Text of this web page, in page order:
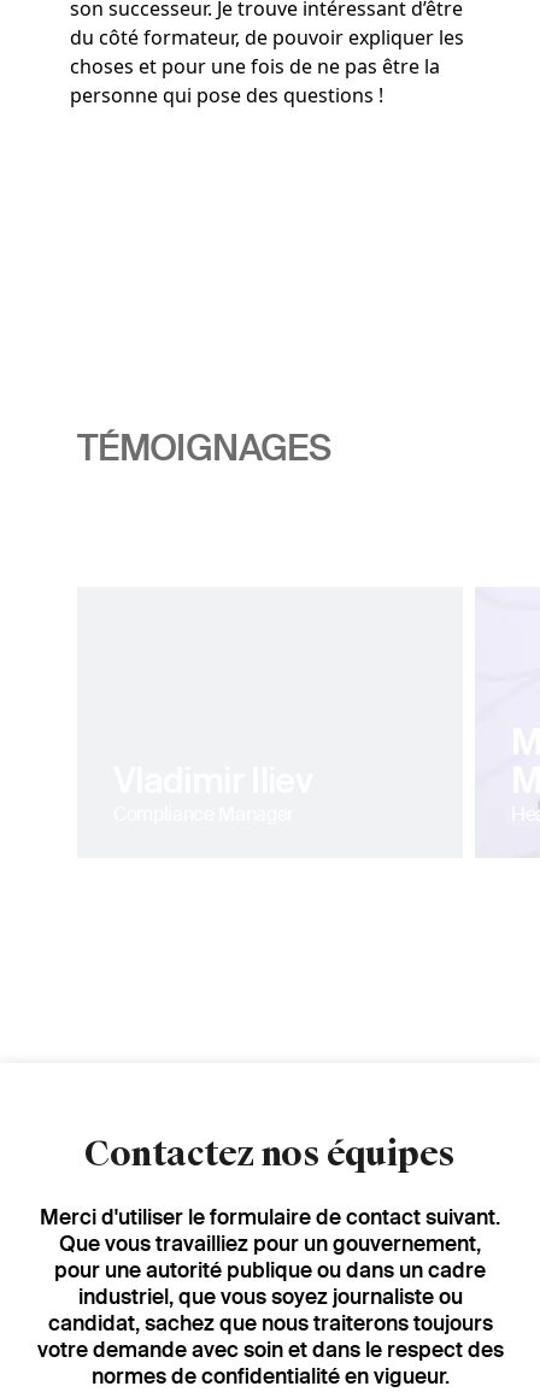
son successeur. Je trouve intéressant d’être
du côté formateur, de pouvoir expliquer les
choses et pour une fois de ne pas être la
personne qui pose des questions !
TÉMOIGNAGES
Contactez nos équipes
Merci d'utiliser le formulaire de contact suivant.
Que vous travailliez pour un gouvernement,
pour une autorité publique ou dans un cadre
industriel, que vous soyez journaliste ou
candidat, sachez que nous traiterons toujours
votre demande avec soin et dans le respect des
normes de confidentialité en vigueur.